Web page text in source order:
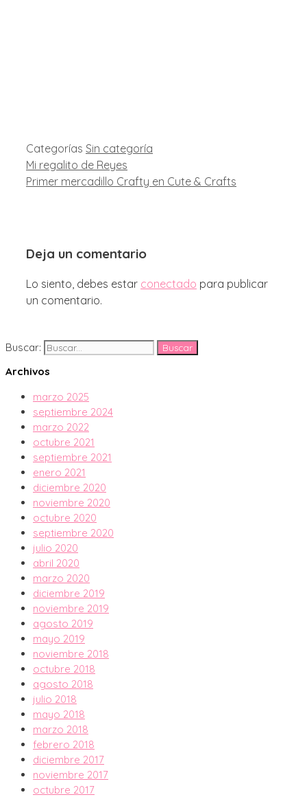
Categorías Sin categoría
Mi regalito de Reyes
Primer mercadillo Crafty en Cute & Crafts
Deja un comentario
Lo siento, debes estar conectado para publicar
un comentario.
Buscar:
Archivos
marzo 2025
septiembre 2024
marzo 2022
octubre 2021
septiembre 2021
enero 2021
diciembre 2020
noviembre 2020
octubre 2020
septiembre 2020
julio 2020
abril 2020
marzo 2020
diciembre 2019
noviembre 2019
agosto 2019
mayo 2019
noviembre 2018
octubre 2018
agosto 2018
julio 2018
mayo 2018
marzo 2018
febrero 2018
diciembre 2017
noviembre 2017
octubre 2017